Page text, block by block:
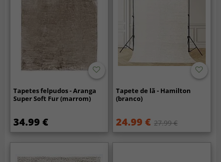
Tapetes felpudos - Aranga
Super Soft Fur (marrom)
34.99 €
Tapete de lã - Hamilton
(branco)
24.99 € 27.99 €